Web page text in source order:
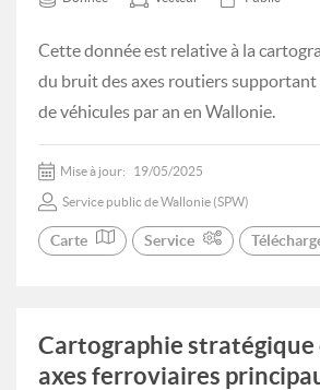
Cette donnée est relative à la
du bruit des axes routiers
de véhicules par an en Wallonie.
Mise à jour: 19/05/2025
Service public de Wallonie (SPW)
Carte Service
Cartographie stratégique
axes ferroviaires